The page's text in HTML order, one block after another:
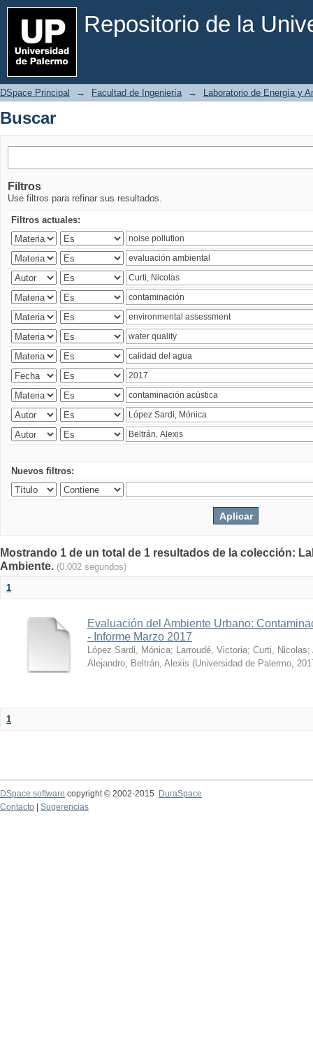
Repositorio de la
Buscar
DSpace Principal → Facultad de Ingeniería → Laboratorio de Energía y
Buscar
Filtros
Use filtros para refinar sus resultados.
Filtros actuales:
Nuevos filtros:
Mostrando 1 de un total de 1 resultados de la colección:
Ambiente. (0.002 segundos)
1
Evaluación del Ambiente Urbano:
- Informe Marzo 2017
López Sardi, Mónica; Larroudé, Victoria; Curti, Nicolas;
Alejandro; Beltrán, Alexis (Universidad de Palermo,
1
DSpace software copyright © 2002-2015
DuraSpace
Contacto
Sugerencias